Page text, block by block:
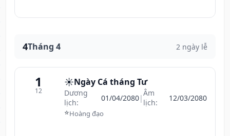
4Tháng 4 2 ngày lễ
1
12
☀️Ngày Cá tháng Tư
Dương
lịch:
01/04/2080|Âm
lịch:
12/03/2080
⭐Hoàng đạo